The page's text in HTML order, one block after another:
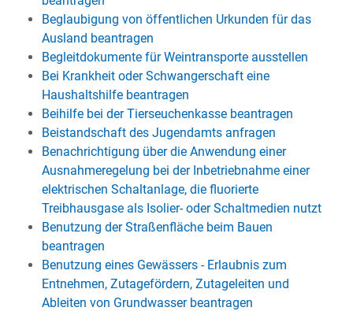
Beglaubigung von öffentlichen Urkunden für das
Ausland beantragen
Begleitdokumente für Weintransporte ausstellen
Bei Krankheit oder Schwangerschaft eine
Haushaltshilfe beantragen
Beihilfe bei der Tierseuchenkasse beantragen
Beistandschaft des Jugendamts anfragen
Benachrichtigung über die Anwendung einer
Ausnahmeregelung bei der Inbetriebnahme einer
elektrischen Schaltanlage, die fluorierte
Treibhausgase als Isolier- oder Schaltmedien nutzt
Benutzung der Straßenfläche beim Bauen
beantragen
Benutzung eines Gewässers - Erlaubnis zum
Entnehmen, Zutagefördern, Zutageleiten und
Ableiten von Grundwasser beantragen